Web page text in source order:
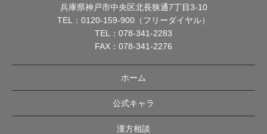
兵庫県神戸市中央区北長狭通7丁目3-10
TEL： 0120-159-900（フリーダイヤル）
TEL： 078-341-2283
FAX：078-341-2276
ホーム
公式キャラ
漢方相談